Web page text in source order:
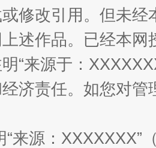
茂县开幕
修改引用。但未
述作品。已经本
“来源于：
济责任。如您对
“来源：